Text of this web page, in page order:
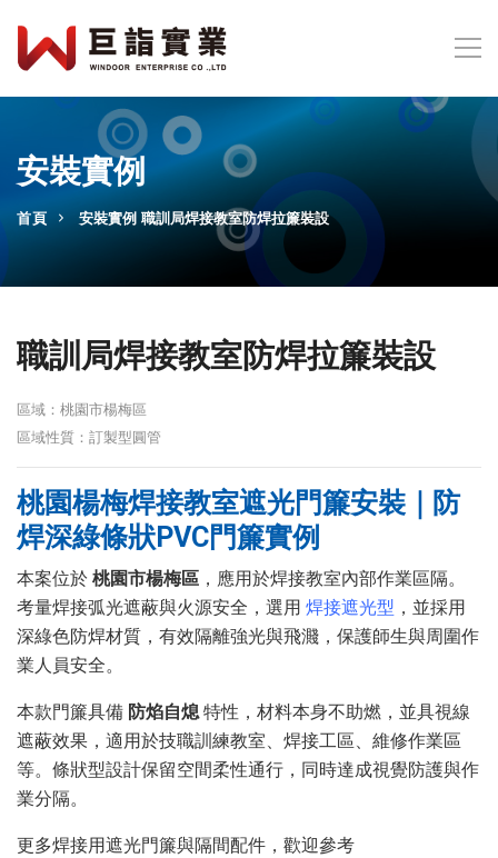
安裝實例
首頁 安裝實例 職訓局焊接教室防焊拉簾裝設
職訓局焊接教室防焊拉簾裝設
區域：桃園市楊梅區
區域性質：訂製型圓管
桃園楊梅焊接教室遮光門簾安裝｜防
焊深綠條狀PVC門簾實例
本案位於桃園市楊梅區 ，應用於焊接教室內部作業區隔。
考量焊接弧光遮蔽與火源安全，選用 焊接遮光型 ，並採用
深綠色防焊材質，有效隔離強光與飛濺，保護師生與周圍作
業人員安全。
本款門簾具備 防焰自熄特性，材料本身不助燃，並具視線
遮蔽效果，適用於技職訓練教室、焊接工區、維修作業區
等。條狀型設計保留空間柔性通行，同時達成視覺防護與作
業分隔。
更多焊接用遮光門簾與隔間配件，歡迎參考